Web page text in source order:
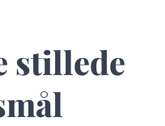
stillede